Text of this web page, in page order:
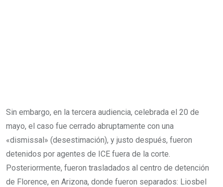
Sin embargo, en la tercera audiencia, celebrada el 20 de
mayo, el caso fue cerrado abruptamente con una
«dismissal» (desestimación), y justo después, fueron
detenidos por agentes de ICE fuera de la corte.
Posteriormente, fueron trasladados al centro de detención
de Florence, en Arizona, donde fueron separados: Liosbel